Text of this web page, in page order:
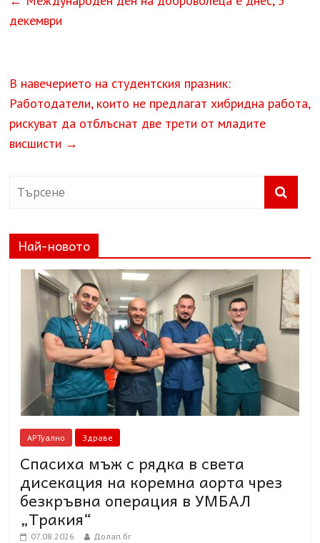
декември
В навечерието на студентския празник:
Работодатели, които не предлагат хибридна работа,
рискуват да отблъснат две трети от младите
висшисти →
Най-новото
АРТуално Здраве
Спасиха мъж с рядка в света
дисекация на коремна аорта чрез
безкръвна операция в УМБАЛ
„Тракия“
07.08.2026 Долап.бг